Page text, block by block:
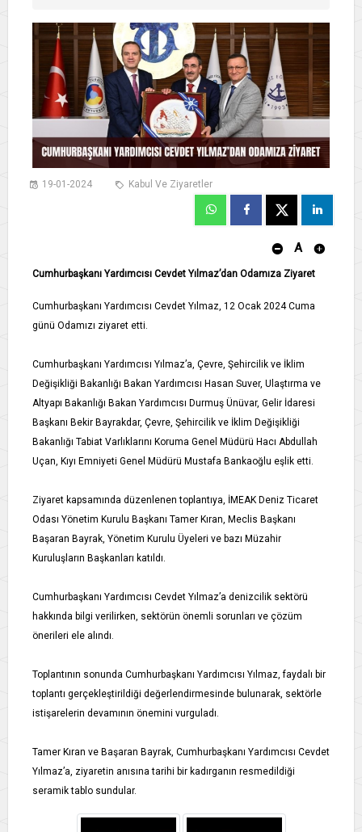
19-01-2024 Kabul Ve Ziyaretler
A
Cumhurbaşkanı Yardımcısı Cevdet Yılmaz’dan Odamıza Ziyaret
Cumhurbaşkanı Yardımcısı Cevdet Yılmaz, 12 Ocak 2024 Cuma
günü Odamızı ziyaret etti.
Cumhurbaşkanı Yardımcısı Yılmaz’a, Çevre, Şehircilik ve İklim
Değişikliği Bakanlığı Bakan Yardımcısı Hasan Suver, Ulaştırma ve
Altyapı Bakanlığı Bakan Yardımcısı Durmuş Ünüvar, Gelir İdaresi
Başkanı Bekir Bayrakdar, Çevre, Şehircilik ve İklim Değişikliği
Bakanlığı Tabiat Varlıklarını Koruma Genel Müdürü Hacı Abdullah
Uçan, Kıyı Emniyeti Genel Müdürü Mustafa Bankaoğlu eşlik etti.
Ziyaret kapsamında düzenlenen toplantıya, İMEAK Deniz Ticaret
Odası Yönetim Kurulu Başkanı Tamer Kıran, Meclis Başkanı
Başaran Bayrak, Yönetim Kurulu Üyeleri ve bazı Müzahir
Kuruluşların Başkanları katıldı.
Cumhurbaşkanı Yardımcısı Cevdet Yılmaz’a denizcilik sektörü
hakkında bilgi verilirken, sektörün önemli sorunları ve çözüm
önerileri ele alındı.
Toplantının sonunda Cumhurbaşkanı Yardımcısı Yılmaz, faydalı bir
toplantı gerçekleştirildiği değerlendirmesinde bulunarak, sektörle
istişarelerin devamının önemini vurguladı.
Tamer Kıran ve Başaran Bayrak, Cumhurbaşkanı Yardımcısı Cevdet
Yılmaz’a, ziyaretin anısına tarihi bir kadırganın resmedildiği
seramik tablo sundular.